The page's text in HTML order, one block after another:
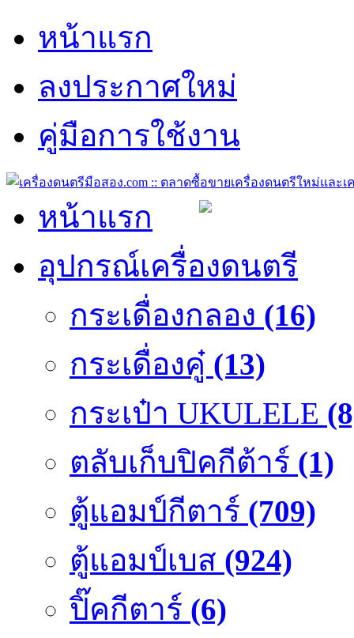
หน้าแรก
ลงประกาศใหม่
คู่มือการใช้งาน
หน้าแรก
อุปกรณ์เครื่องดนตรี
กระเดื่องกลอง (16)
กระเดื่องคู๋ (13)
กระเป๋า UKULELE
ตลับเก็บปิคกีต้าร์ (1)
ตู้แอมป์กีตาร์ (709)
ตู้แอมป์เบส (924)
ปิ๊คกีตาร์ (6)